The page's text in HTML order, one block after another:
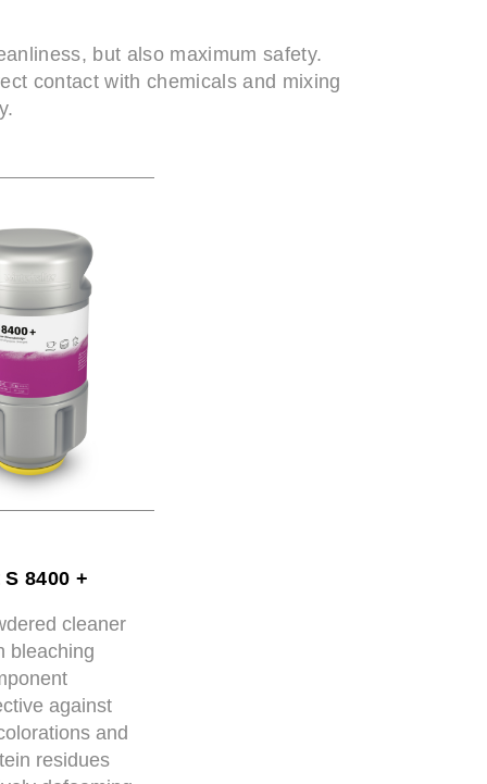
but also maximum safety.
contact with chemicals and mixing
8400 +
cleaner
bleaching
against
and
residues